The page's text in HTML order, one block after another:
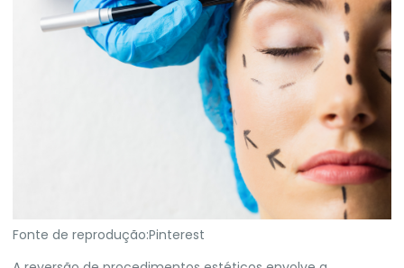
Fonte de reprodução:Pinterest